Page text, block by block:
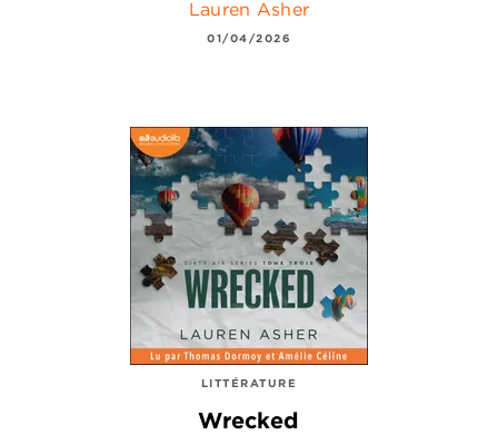
Lauren Asher
01/04/2026
LITTÉRATURE
Wrecked